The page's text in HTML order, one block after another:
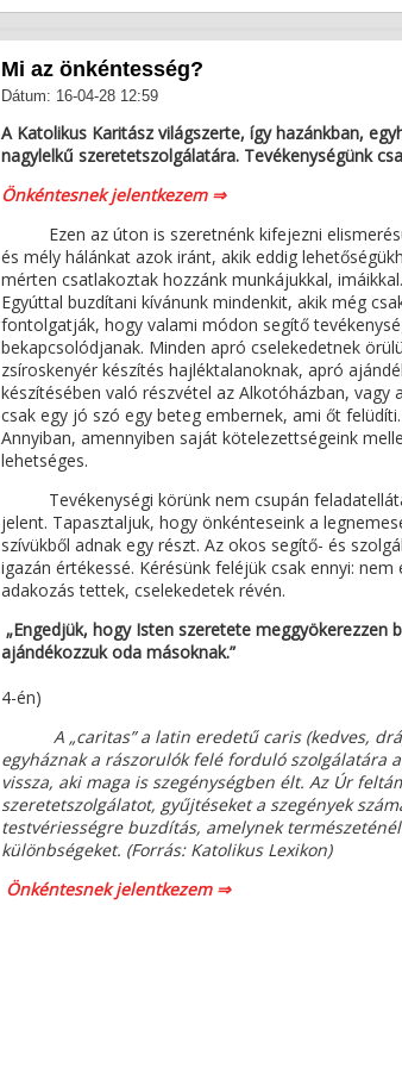
Mi az önkéntesség?
Dátum: 16-04-28 12:59
A Katolikus Karitász világszerte, így hazánkban,
nagylelkű szeretetszolgálatára. Tevékenységünk
Önkéntesnek jelentkezem ⇒
Ezen az úton is szeretnénk kifejezni
és mély hálánkat azok iránt, akik eddig
mérten csatlakoztak hozzánk munkájukkal, imáikkal.
Egyúttal buzdítani kívánunk mindenkit, akik még
fontolgatják, hogy valami módon segítő
bekapcsolódjanak. Minden apró cselekedetnek
zsíroskenyér készítés hajléktalanoknak, apró
készítésében való részvétel az Alkotóházban, vagy
csak egy jó szó egy beteg embernek, ami őt felüdíti.
Annyiban, amennyiben saját kötelezettségeink
lehetséges.
Tevékenységi körünk nem csupán
jelent. Tapasztaljuk, hogy önkénteseink a
szívükből adnak egy részt. Az okos segítő- és
igazán értékessé. Kérésünk feléjük csak ennyi:
adakozás tettek, cselekedetek révén.
„Engedjük, hogy Isten szeretete meggyökerezzen
ajándékozzuk oda másoknak.”
(Ferenc pápa
4-én)
A „caritas” a latin eredetű caris (kedves,
egyháznak a rászorulók felé forduló szolgálatára
vissza, aki maga is szegénységben élt. Az Úr
szeretetszolgálatot, gyűjtéseket a szegények
testvériességre buzdítás, amelynek
különbségeket. (Forrás: Katolikus Lexikon)
Önkéntesnek jelentkezem ⇒